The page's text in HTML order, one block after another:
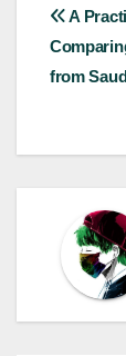
Post
A
from